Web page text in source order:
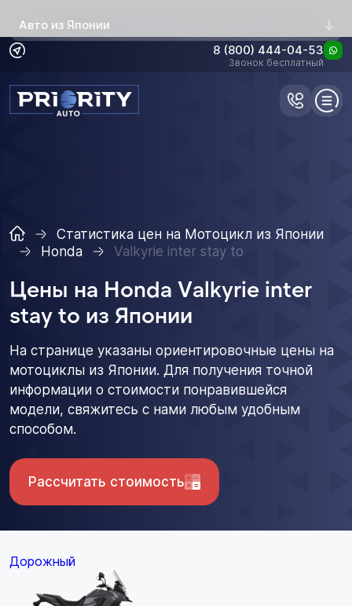
Авто из Японии
8 (800) 444-04-53
Звонок бесплатный
Статистика цен на Мотоцикл из Японии
Honda
Valkyrie inter stay to
Цены на Honda Valkyrie inter
stay to из Японии
На странице указаны ориентировочные цены на
мотоциклы из Японии. Для получения точной
информации о стоимости понравившейся
модели, свяжитесь с нами любым удобным
способом.
Рассчитать стоимость
Дорожный